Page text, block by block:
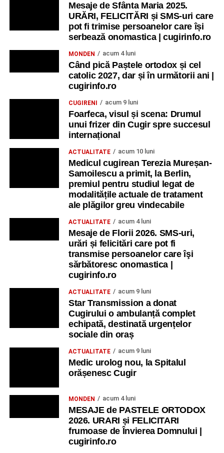
Mesaje de Sfânta Maria 2025.
URĂRI, FELICITĂRI și SMS-uri care
pot fi trimise persoanelor care își
serbează onomastica | cugirinfo.ro
MONDEN acum 4 luni
Când pică Paștele ortodox și cel
catolic 2027, dar și în următorii ani |
cugirinfo.ro
CUGIRENI acum 9 luni
Foarfeca, visul și scena: Drumul
unui frizer din Cugir spre succesul
internațional
ACTUALITATE acum 10 luni
Medicul cugirean Terezia Mureșan-
Samoilescu a primit, la Berlin,
premiul pentru studiul legat de
modalitățile actuale de tratament
ale plăgilor greu vindecabile
ACTUALITATE acum 4 luni
Mesaje de Florii 2026. SMS-uri,
urări și felicitări care pot fi
transmise persoanelor care îşi
sărbătoresc onomastica |
cugirinfo.ro
ACTUALITATE acum 9 luni
Star Transmission a donat
Cugirului o ambulanță complet
echipată, destinată urgențelor
sociale din oraș
ACTUALITATE acum 9 luni
Medic urolog nou, la Spitalul
orășenesc Cugir
MONDEN acum 4 luni
MESAJE de PASTELE ORTODOX
2026. URARI și FELICITARI
frumoase de Învierea Domnului |
cugirinfo.ro